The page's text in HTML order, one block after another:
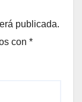
publicada.
con *